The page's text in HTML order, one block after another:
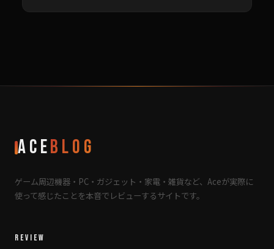
AceBlog
ゲーム周辺機器・PC・ガジェット・家電・雑貨など、Aceが実際に
使って感じたことを本音でレビューするサイトです。
REVIEW